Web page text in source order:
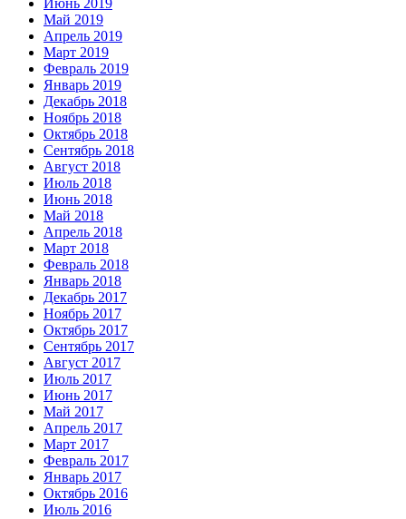
Июнь 2019
Май 2019
Апрель 2019
Март 2019
Февраль 2019
Январь 2019
Декабрь 2018
Ноябрь 2018
Октябрь 2018
Сентябрь 2018
Август 2018
Июль 2018
Июнь 2018
Май 2018
Апрель 2018
Март 2018
Февраль 2018
Январь 2018
Декабрь 2017
Ноябрь 2017
Октябрь 2017
Сентябрь 2017
Август 2017
Июль 2017
Июнь 2017
Май 2017
Апрель 2017
Март 2017
Февраль 2017
Январь 2017
Октябрь 2016
Июль 2016